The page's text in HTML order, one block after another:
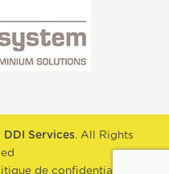
DDI Services. All Rights
de confidentialité